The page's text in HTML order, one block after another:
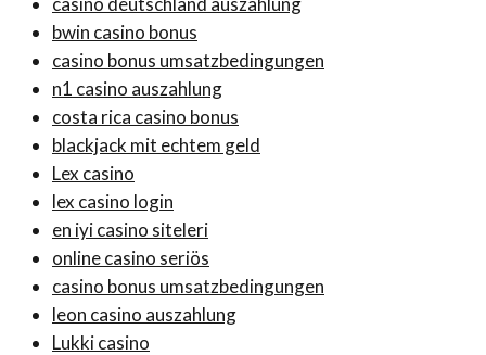
bwin casino bonus
casino bonus umsatzbedingungen
n1 casino auszahlung
costa rica casino bonus
blackjack mit echtem geld
Lex casino
lex casino login
en iyi casino siteleri
online casino seriös
casino bonus umsatzbedingungen
leon casino auszahlung
Lukki casino